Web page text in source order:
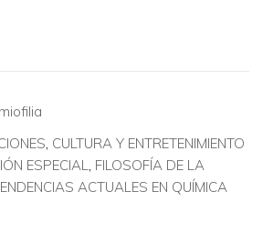
, CULTURA Y ENTRETENIMIENTO
ESPECIAL, FILOSOFÍA DE LA
ACTUALES EN QUÍMICA